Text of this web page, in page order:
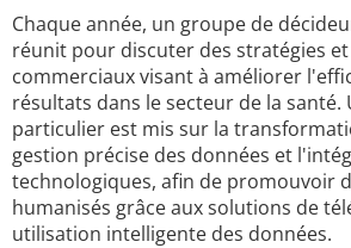
Chaque année, un groupe de
réunit pour discuter des stratégies
commerciaux visant à améliorer
résultats dans le secteur de la santé.
particulier est mis sur la
gestion précise des données et
technologiques, afin de promouvoir
humanisés grâce aux solutions de
utilisation intelligente des données.